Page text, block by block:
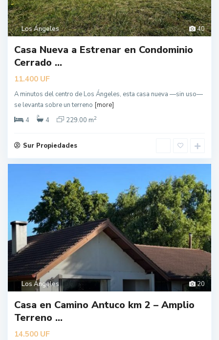
40
Los Ángeles
Casa Nueva a Estrenar en Condominio
Cerrado ...
11.400 UF
A minutos del centro de Los Ángeles, esta casa nueva —sin uso—
se levanta sobre un terreno [more]
4
4 229.00 m2
Sur Propiedades
20
Los Ángeles
Casa en Camino Antuco km 2 – Amplio
Terreno ...
14.500 UF